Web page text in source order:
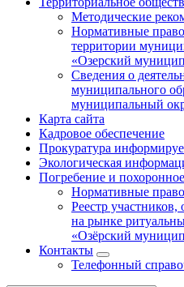
Методические
Нормативные
территории
«Озерский
Сведения о
муниципального
муниципальный
Карта сайта
Кадровое обеспечение
Прокуратура
Экологическая
Погребение и
Нормативные
Реестр
на рынке
«Озёрский
Контакты
Телефонный